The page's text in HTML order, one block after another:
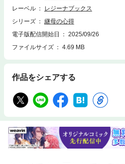
レーベル
レジーナブックス
シリーズ
継母の心得
電子版配信開始日
2025/09/26
ファイルサイズ
4.69 MB
作品をシェアする